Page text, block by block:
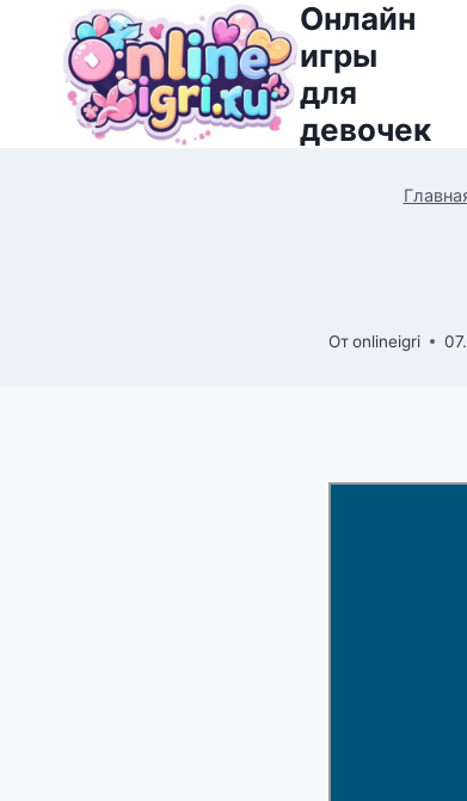
Перейти
содержимому
Онлайн
игры
для
девочек
Отonlineigri